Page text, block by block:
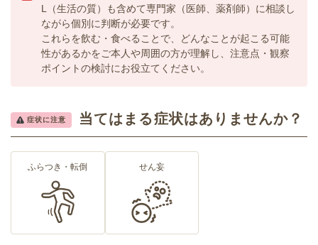
L（生活の質）も含めて専門家（医師、薬剤師）に相談し
ながら個別に判断が必要です。
これらを飲む・食べることで、どんなことが起こる可能
性があるかをご本人や周囲の方が理解し、注意点・観察
ポイントの検討にお役立てください。
症状に注意 当てはまる症状はありませんか？
ふらつき・転倒 せん妄